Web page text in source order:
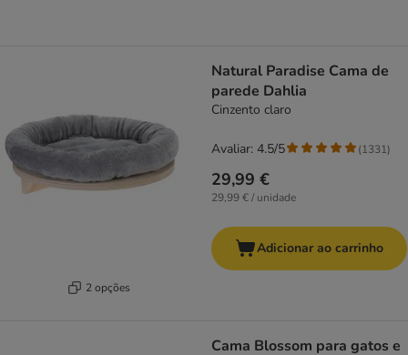
2 opções
Natural Paradise Cama de
parede Dahlia
Cinzento claro
29,99 €
29,99 € / unidade
Avaliar: 4.5/5 (1331)
Adicionar ao carrinho
Cama Blossom para gatos e